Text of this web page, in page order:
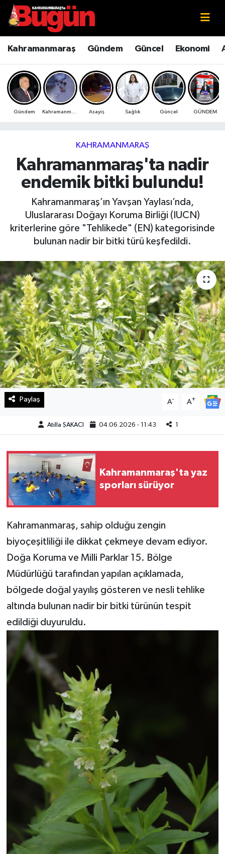
Kahramanmaraş Gündem Güncel Ekonomi
Gündem Asayiş Sağlık Güncel GÜNDEM
KAHRAMANMARAŞ
Kahramanmaraş'ta nadir
endemik bitki bulundu!
Kahramanmaraş’ın Yavşan Yaylası’nda,
Uluslararası Doğayı Koruma Birliği (IUCN)
kriterlerine göre "Tehlikede" (EN) kategorisinde
bulunan nadir bir bitki türü keşfedildi.
Paylaş A- A+
Atilla ŞAKACI 04.06.2026 - 11:43 1
Kahramanmaraş'ta yaz
sporları sürüyor
Kahramanmaraş, sahip olduğu zengin
biyoçeşitliliği ile dikkat çekmeye devam ediyor.
Doğa Koruma ve Milli Parklar 15. Bölge
Müdürlüğü tarafından yapılan açıklamada,
bölgede doğal yayılış gösteren ve nesli tehlike
altında bulunan nadir bir bitki türünün tespit
edildiği duyuruldu.
Kahramanmaraş
Kahramanmaraş Sokak Röportajları
Bilim ve Teknoloji
Çevre
Ekonomi
Güncel
Haberde İnsan
Kültür Sanat
Magazin
Manşet Altı
Manşetler
Resmi İlan
Sağlık
Spor
SürManşet
Teknoloji
Yaşam
KAHRAMANMARAŞ
Kahramanmaraş Nöbetçi Eczaneler
Kahramanmaraş Hava Durumu
Kahramanmaraş Namaz Vakitleri
Kahramanmaraş Trafik Yoğunluk Haritası
Süper Lig Puan Durumu ve Fikstür
Tüm Manşetler
Haber Arşivi